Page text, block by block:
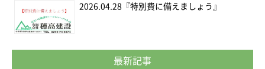
2026.04.28 『特別費に備えましょう』
最新記事